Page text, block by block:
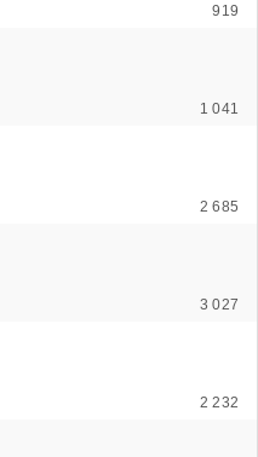
919
1 041
2 685
3 027
2 232